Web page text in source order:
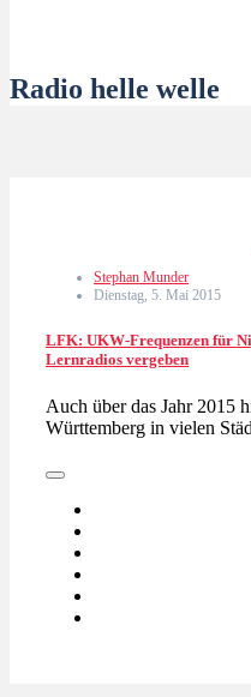
Radio helle welle
Stephan Munder
Dienstag, 5. Mai 2015
LFK: UKW-Frequenzen für
Lernradios vergeben
Auch über das Jahr 2015
Württemberg in vielen